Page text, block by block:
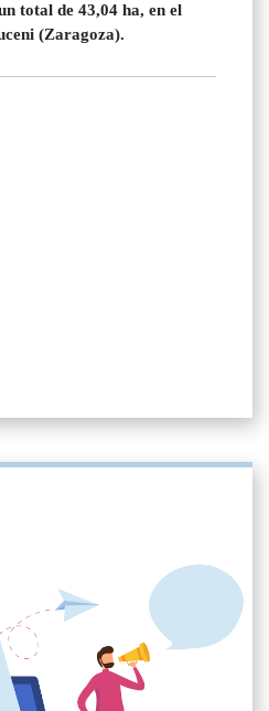
total de 43,04 ha, en el
(Zaragoza).